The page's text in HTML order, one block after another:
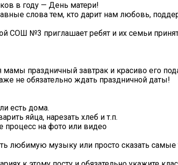
в году — День матери!
слова тем, кто дарит нам любовь,
СОШ №3 приглашает ребят и их семьи
праздничный завтрак и красиво его
не обязательно ждать праздничной даты!
есть дома.
яйца, нарезать хлеб и т.п.
процесс на фото или видео
любимую музыку или просто сказать самые